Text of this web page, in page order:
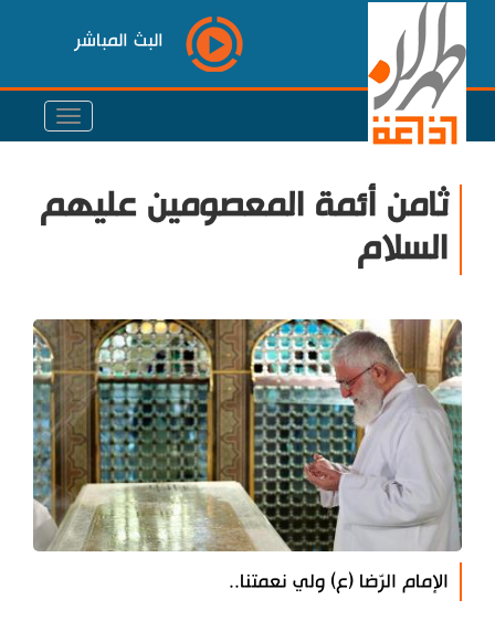
البث المباشر
ثامن أئمة المعصومين عليهم
السلام
الإمام الرّضا (ع) ولي نعمتنا..